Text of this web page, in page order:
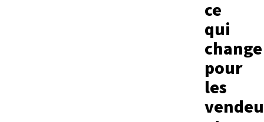
ce
qui
change
pour
les